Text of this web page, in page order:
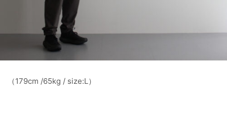
（179cm /65kg / size:L）